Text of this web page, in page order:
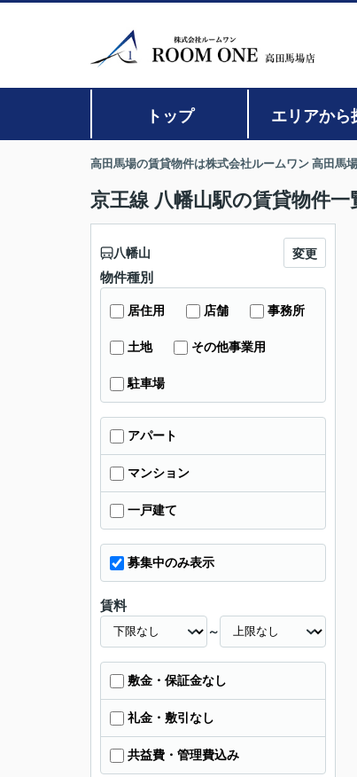
トップ エリアから
高田馬場の賃貸物件は株式会社ルームワン 高田馬
京王線 八幡山駅の賃貸物件一
八幡山 変更
物件種別
居住用 店舗 事務所
土地 その他事業用
駐車場
アパート
マンション
一戸建て
募集中のみ表示
賃料
～
敷金・保証金なし
礼金・敷引なし
共益費・管理費込み